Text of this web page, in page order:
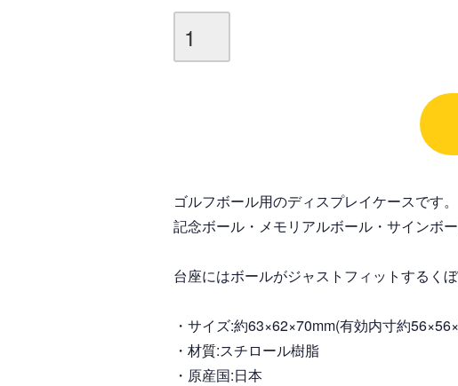
ゴルフボール用のディスプレイケースです。
記念ボール・メモリアルボール・サインボ
台座にはボールがジャストフィットするく
・サイズ:約63×62×70mm(有効内寸約
・材質:スチロール樹脂
・原産国:日本